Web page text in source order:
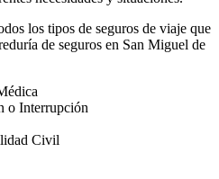
los tipos de seguros de viaje que
de seguros en San Miguel de
o Interrupción
Civil